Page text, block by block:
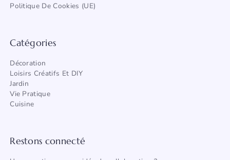
Politique De Cookies (UE)
Catégories
Décoration
Loisirs Créatifs Et DIY
Jardin
Vie Pratique
Cuisine
Restons connecté